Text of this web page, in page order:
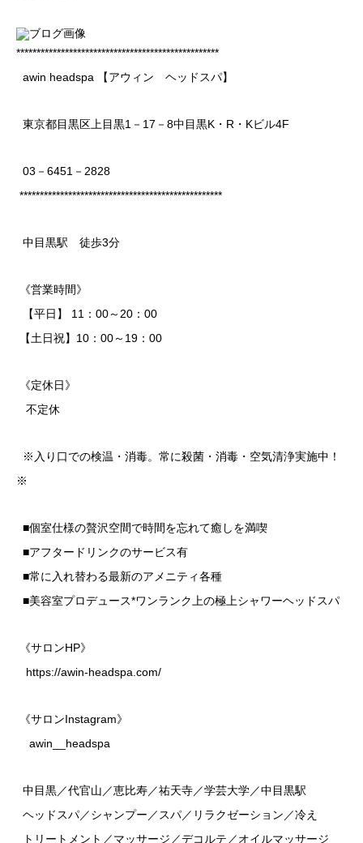
**************************************************
awin headspa 【アウィン ヘッドスパ】
東京都目黒区上目黒1－17－8中目黒K・R・Kビル4F
03－6451－2828
**************************************************
中目黒駅 徒歩3分
《営業時間》
【平日】 11：00～20：00
【土日祝】10：00～19：00
《定休日》
不定休
※入り口での検温・消毒。常に殺菌・消毒・空気清浄実施中！
※
■個室仕様の贅沢空間で時間を忘れて癒しを満喫
■アフタードリンクのサービス有
■常に入れ替わる最新のアメニティ各種
■美容室プロデュース*ワンランク上の極上シャワーヘッドスパ
《サロンHP》
https://awin-headspa.com/
《サロンInstagram》
awin__headspa
中目黒／代官山／恵比寿／祐天寺／学芸大学／中目黒駅
ヘッドスパ／シャンプー／スパ／リラクゼーション／冷え
トリートメント／マッサージ／デコルテ／オイルマッサージ